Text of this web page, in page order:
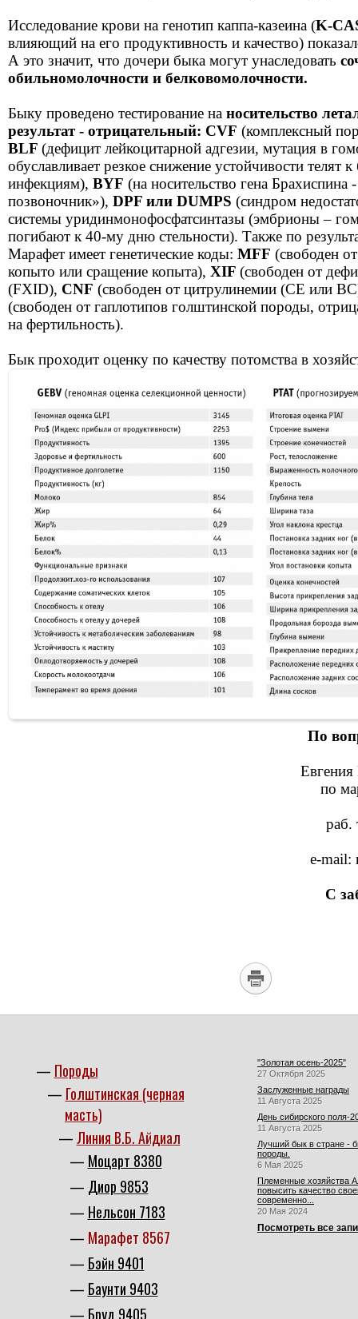
Исследование крови на генотип каппа-казеина (K-
влияющий на его продуктивность и качество)
А это значит, что дочери быка могут унаследовать
обильномолочности и белковомолочности.
Быку проведено тестирование на носительство
результат - отрицательный: CVF (комплексный
BLF (дефицит лейкоцитарной адгезии, мутация в
обуславливает резкое снижение устойчивости телят
инфекциям), BYF (на носительство гена Брахиспина
позвоночник»), DPF или DUMPS (синдром
системы уридинмонофосфатсинтазы (эмбрионы –
погибают к 40-му дню стельности). Также по
Марафет имеет генетические коды: MFF (свободен
копыто или сращение копыта), XIF (свободен от
(FXID), CNF (свободен от цитрулинемии (СЕ или
(свободен от гаплотипов голштинской породы,
на фертильность).
Бык проходит оценку по качеству потомства в
По
Евгения
по
раб.
e-mail:
С
Породы
Голштинская (черная
масть)
Линия В.Б. Айдиал
Моцарт 8380
Диор 9853
Нельсон 7183
Марафет 8567
Бэйн 9401
Баунти 9403
Бруд 9405
"Золотая осень-2025"
27 Октября 2025
Заслуженные награды
11 Августа 2025
День сибирского поля-
11 Августа 2025
Лучший бык в стране -
породы.
6 Мая 2025
Племенные хозяйства
повысить качество
современно...
20 Мая 2024
Посмотреть все